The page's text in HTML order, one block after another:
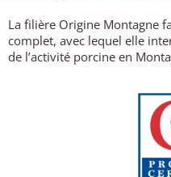
La filière Origine Montagne
complet, avec lequel elle
de l’activité porcine en